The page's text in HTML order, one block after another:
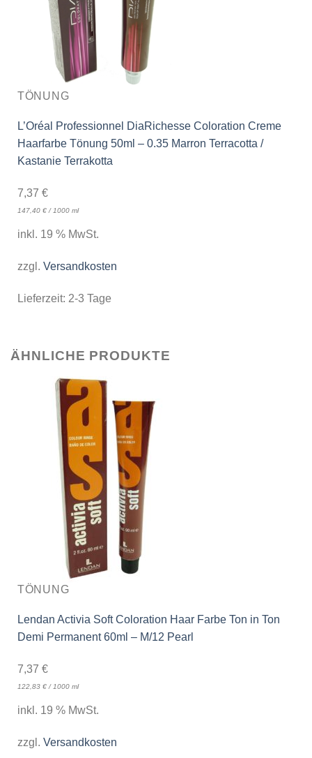
TÖNUNG
L’Oréal Professionnel DiaRichesse Coloration Creme
Haarfarbe Tönung 50ml – 0.35 Marron Terracotta /
Kastanie Terrakotta
7,37 €
147,40 €/ 1000 ml
inkl. 19 % MwSt.
zzgl. Versandkosten
Lieferzeit: 2-3 Tage
ÄHNLICHE PRODUKTE
TÖNUNG
Lendan Activia Soft Coloration Haar Farbe Ton in Ton
Demi Permanent 60ml – M/12 Pearl
7,37 €
122,83 €/ 1000 ml
inkl. 19 % MwSt.
zzgl. Versandkosten